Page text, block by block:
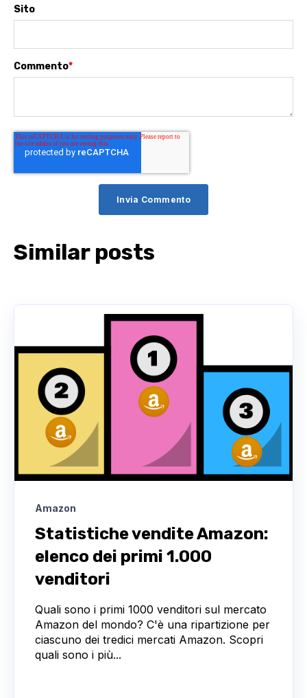
Sito
Commento*
Similar posts
Amazon
Statistiche vendite Amazon:
elenco dei primi 1.000
venditori
Quali sono i primi 1000 venditori sul mercato
Amazon del mondo? C'è una ripartizione per
ciascuno dei tredici mercati Amazon. Scopri
quali sono i più...